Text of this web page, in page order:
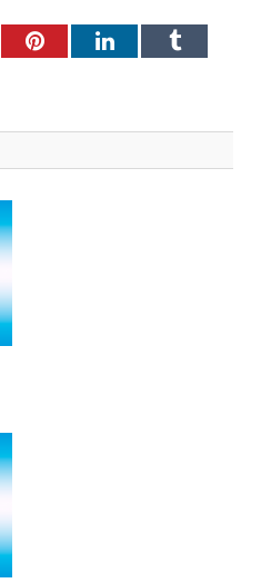
PinterestLinkedInTumblr